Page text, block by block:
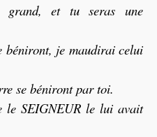
et tu seras une
béniront, je maudirai celui
se béniront par toi.
le SEIGNEUR le lui avait